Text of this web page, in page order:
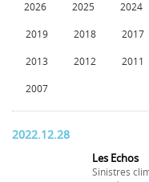
2026 2025 2024
2019 2018 2017
2013 2012 2011
2007
2022.12.28
Les Echos
Sinistres